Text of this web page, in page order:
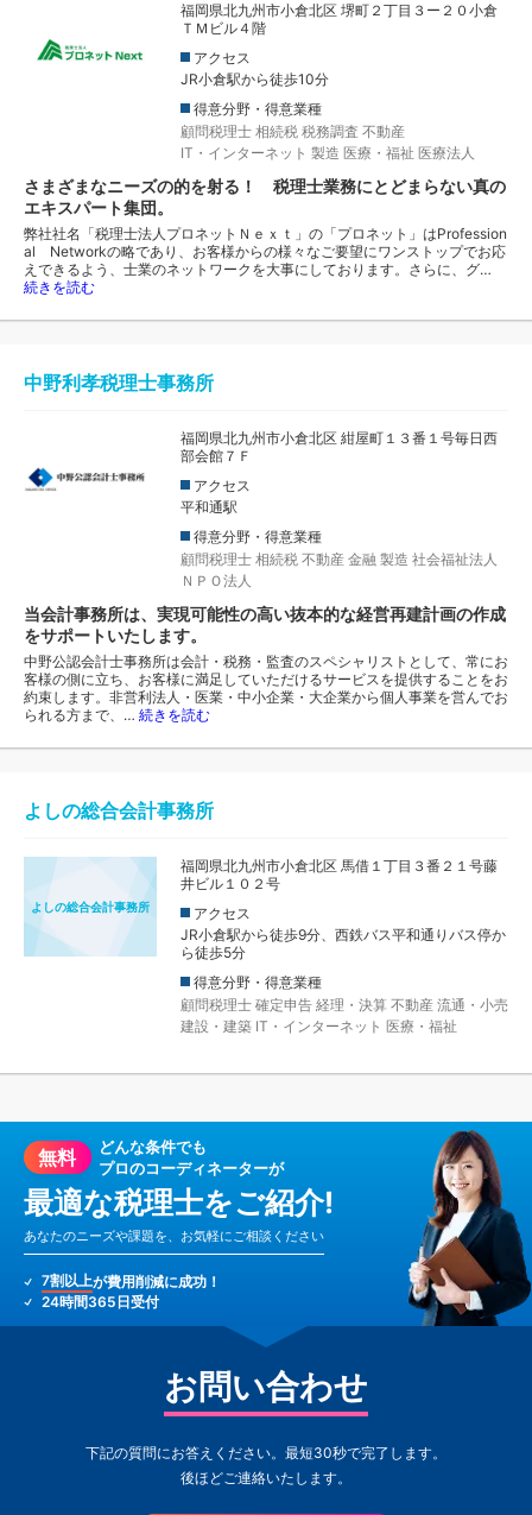
福岡県北九州市小倉北区 堺町２丁目３ー２０小倉
ＴＭビル４階
アクセス
JR小倉駅から徒歩10分
得意分野・得意業種
顧問税理士 相続税 税務調査 不動産
IT・インターネット 製造 医療・福祉 医療法人
さまざまなニーズの的を射る！ 税理士業務にとどまらない真の
エキスパート集団。
弊社社名「税理士法人プロネットＮｅｘｔ」の「プロネット」はProfession
al Networkの略であり、お客様からの様々なご要望にワンストップでお応
えできるよう、士業のネットワークを大事にしております。さらに、グ…
続きを読む
中野利孝税理士事務所
福岡県北九州市小倉北区 紺屋町１３番１号毎日西
部会館７Ｆ
アクセス
平和通駅
得意分野・得意業種
顧問税理士 相続税 不動産 金融 製造 社会福祉法人
ＮＰＯ法人
当会計事務所は、実現可能性の高い抜本的な経営再建計画の作成
をサポートいたします。
中野公認会計士事務所は会計・税務・監査のスペシャリストとして、常にお
客様の側に立ち、お客様に満足していただけるサービスを提供することをお
約束します。非営利法人・医業・中小企業・大企業から個人事業を営んでお
られる方まで、… 続きを読む
よしの総合会計事務所
よしの総合会計事務所
福岡県北九州市小倉北区 馬借１丁目３番２１号藤
井ビル１０２号
アクセス
JR小倉駅から徒歩9分、西鉄バス平和通りバス停か
ら徒歩5分
得意分野・得意業種
顧問税理士 確定申告 経理・決算 不動産 流通・小売
建設・建築 IT・インターネット 医療・福祉
無料
どんな条件でも
プロのコーディネーターが
最適な税理士をご紹介!
あなたのニーズや課題を、お気軽にご相談ください
7割以上が費用削減に成功！
24時間365日受付
お問い合わせ
下記の質問にお答えください。最短30秒で完了します。
後ほどご連絡いたします。